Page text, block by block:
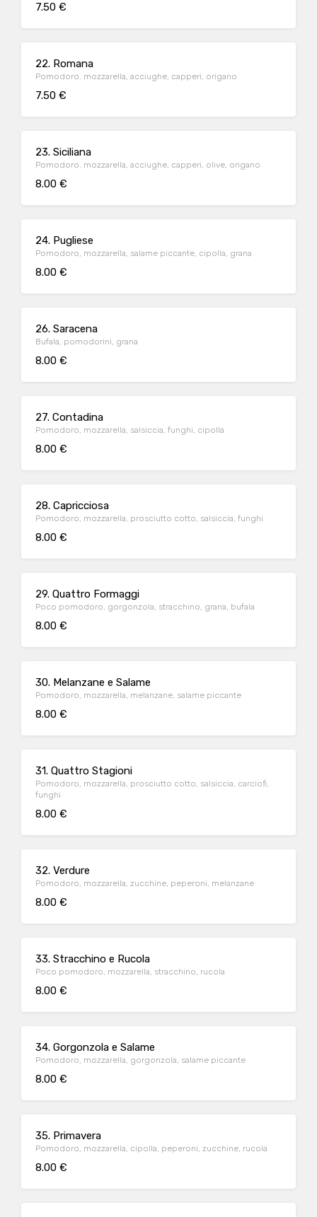
7.50 €
22. Romana
Pomodoro. mozzarella, acciughe, capperi, origano
7.50 €
23. Siciliana
Pomodoro. mozzarella, acciughe, capperi, olive, origano
8.00 €
24. Pugliese
Pomodoro, mozzarella, salame piccante, cipolla, grana
8.00 €
26. Saracena
Bufala, pomodorini, grana
8.00 €
27. Contadina
Pomodoro, mozzarella, salsiccia, funghi, cipolla
8.00 €
28. Capricciosa
Pomodoro, mozzarella, prosciutto cotto, salsiccia, funghi
8.00 €
29. Quattro Formaggi
Poco pomodoro, gorgonzola, stracchino, grana, bufala
8.00 €
30. Melanzane e Salame
Pomodoro, mozzarella, melanzane, salame piccante
8.00 €
31. Quattro Stagioni
Pomodoro, mozzarella, prosciutto cotto, salsiccia, carciofi,
funghi
8.00 €
32. Verdure
Pomodoro, mozzarella, zucchine, peperoni, melanzane
8.00 €
33. Stracchino e Rucola
Poco pomodoro, mozzarella, stracchino, rucola
8.00 €
34. Gorgonzola e Salame
Pomodoro, mozzarella, gorgonzola, salame piccante
8.00 €
35. Primavera
Pomodoro, mozzarella, cipolla, peperoni, zucchine, rucola
8.00 €